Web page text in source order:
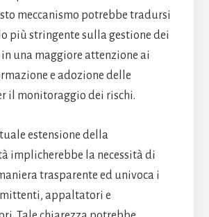
meccanismo potrebbe tradursi
più stringente sulla gestione dei
una maggiore attenzione ai
e adozione delle
il monitoraggio dei rischi.
estensione della
implicherebbe la necessità di
trasparente ed univoca i
appaltatori e